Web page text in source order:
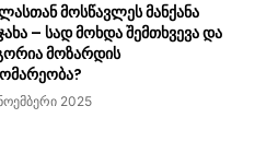
მოსწავლეს მანქანა
– სად მოხდა შემთხვევა და
მოზარდის
2025